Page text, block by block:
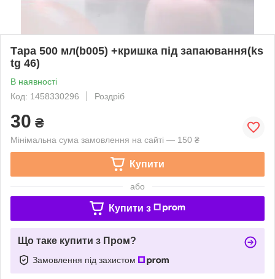
Тара 500 мл(b005) +кришка під запаювання(ks
tg 46)
В наявності
Код: 1458330296
Роздріб
30 ₴
Мінімальна сума замовлення на сайті — 150 ₴
Купити
або
Купити з
Що таке купити з Пром?
Замовлення під захистом